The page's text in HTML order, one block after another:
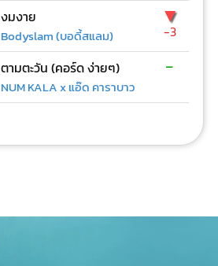
งมงาย
Bodyslam (บอดี้สแลม)
▼
-3
ตามตะวัน (คอร์ด ง่ายๆ)
NUM KALA x แอ๊ด คาราบาว
-